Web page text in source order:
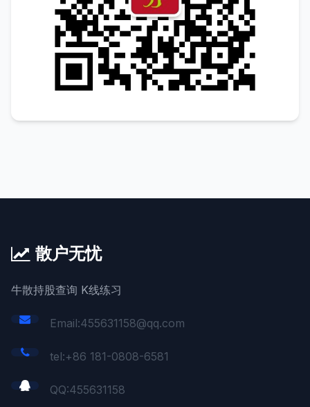
散户无忧
牛散持股查询 K线练习
Email:455631158@qq.com
tel:+86 181-0808-6581
QQ:455631158